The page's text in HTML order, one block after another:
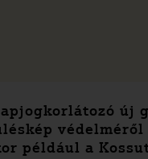
például a